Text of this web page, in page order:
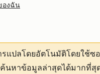
งฉัน
รแปลโดยอัตโนมัติโดยใช้ซ
นหาข้อมูลล่าสุดได้มากที่สุ